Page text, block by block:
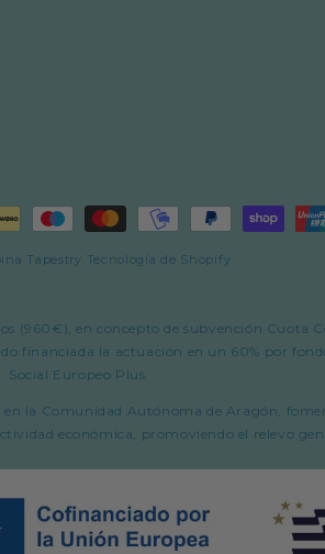
Tapestry Tecnología de Shopify
(960€), en concepto de subvención Cuota
financiada la actuación en un 60% por
Social Europeo Plus.
la Comunidad Autónoma de Aragón,
económica, promoviendo el relevo